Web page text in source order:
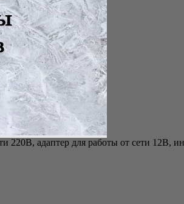
220В, адаптер для работы от сети 12В,